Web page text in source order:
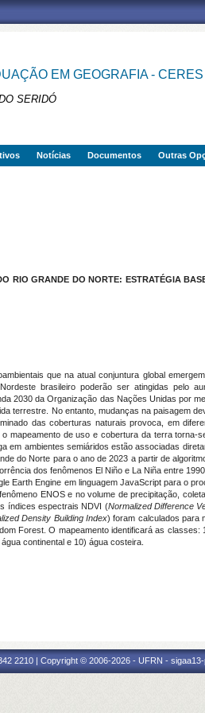
EM GEOGRAFIA - CERES
SERIDÓ
Notícias Documentos Outras
RIO GRANDE DO NORTE: ESTRATÉGIA
que na atual conjuntura global
brasileiro poderão ser atingidas pelo
2030 da Organização das Nações Unidas por
terrestre. No entanto, mudanças na paisagem
das coberturas naturais provoca, em
mapeamento de uso e cobertura da terra torna-
em ambientes semiáridos estão associadas
do Norte para o ano de 2023 a partir de
dos fenômenos El Niño e La Niña entre
Earth Engine em linguagem JavaScript para o
ENOS e no volume de precipitação,
índices espectrais NDVI (Normalized Difference
Density Building Index) foram calculados para
Forest. O mapeamento identificará as
continental e 10) água costeira.
2210 | Copyright © 2006-2026 - UFRN -